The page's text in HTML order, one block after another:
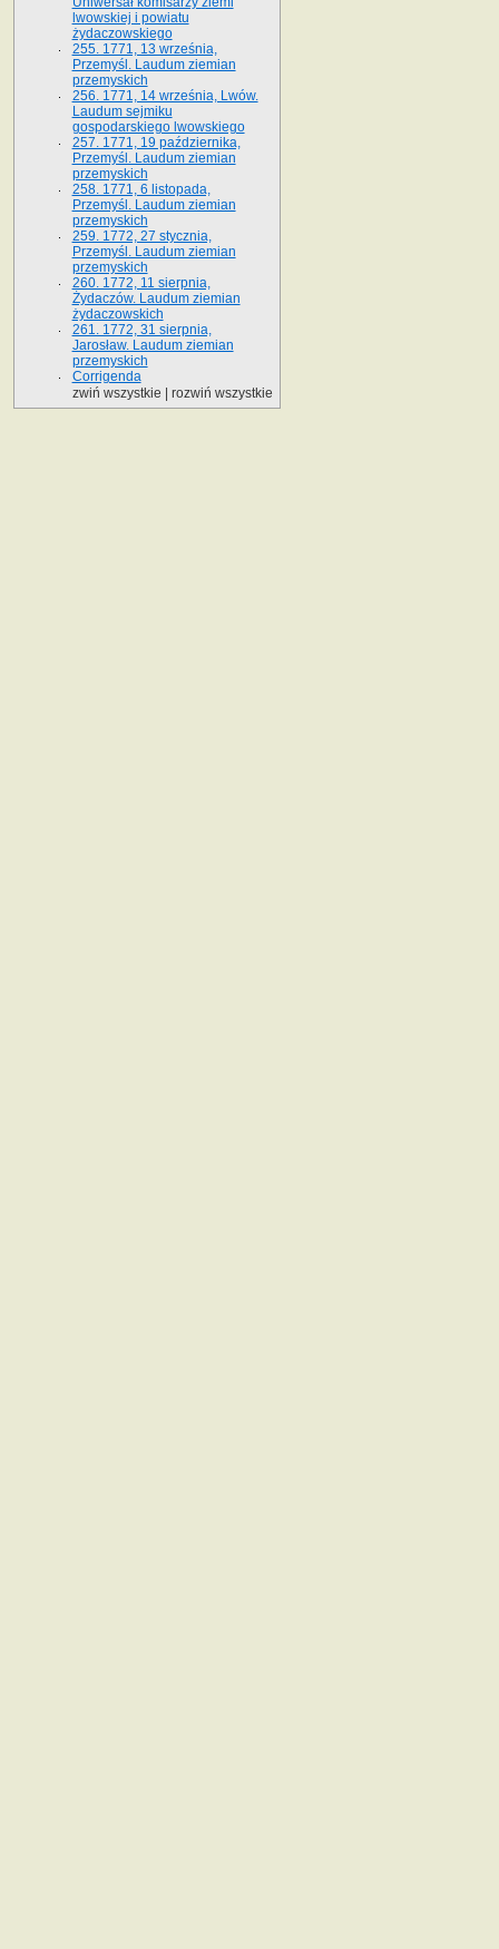
lwowskiej i powiatu
żydaczowskiego
255. 1771, 13 września,
Przemyśl. Laudum ziemian
przemyskich
256. 1771, 14 września, Lwów.
Laudum sejmiku
gospodarskiego lwowskiego
257. 1771, 19 października,
Przemyśl. Laudum ziemian
przemyskich
258. 1771, 6 listopada,
Przemyśl. Laudum ziemian
przemyskich
259. 1772, 27 stycznia,
Przemyśl. Laudum ziemian
przemyskich
260. 1772, 11 sierpnia,
Żydaczów. Laudum ziemian
żydaczowskich
261. 1772, 31 sierpnia,
Jarosław. Laudum ziemian
przemyskich
Corrigenda
zwiń wszystkie
rozwiń wszystkie